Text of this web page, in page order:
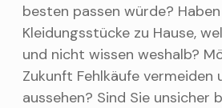
besten passen würde?
Kleidungsstücke zu Hause,
und nicht wissen weshalb?
Zukunft Fehlkäufe vermeiden
aussehen? Sind Sie unsicher